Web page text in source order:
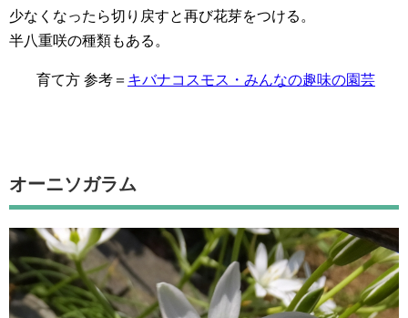
少なくなったら切り戻すと再び花芽をつける。
半八重咲の種類もある。
育て方 参考＝ キバナコスモス・みんなの趣味の園芸
オーニソガラム